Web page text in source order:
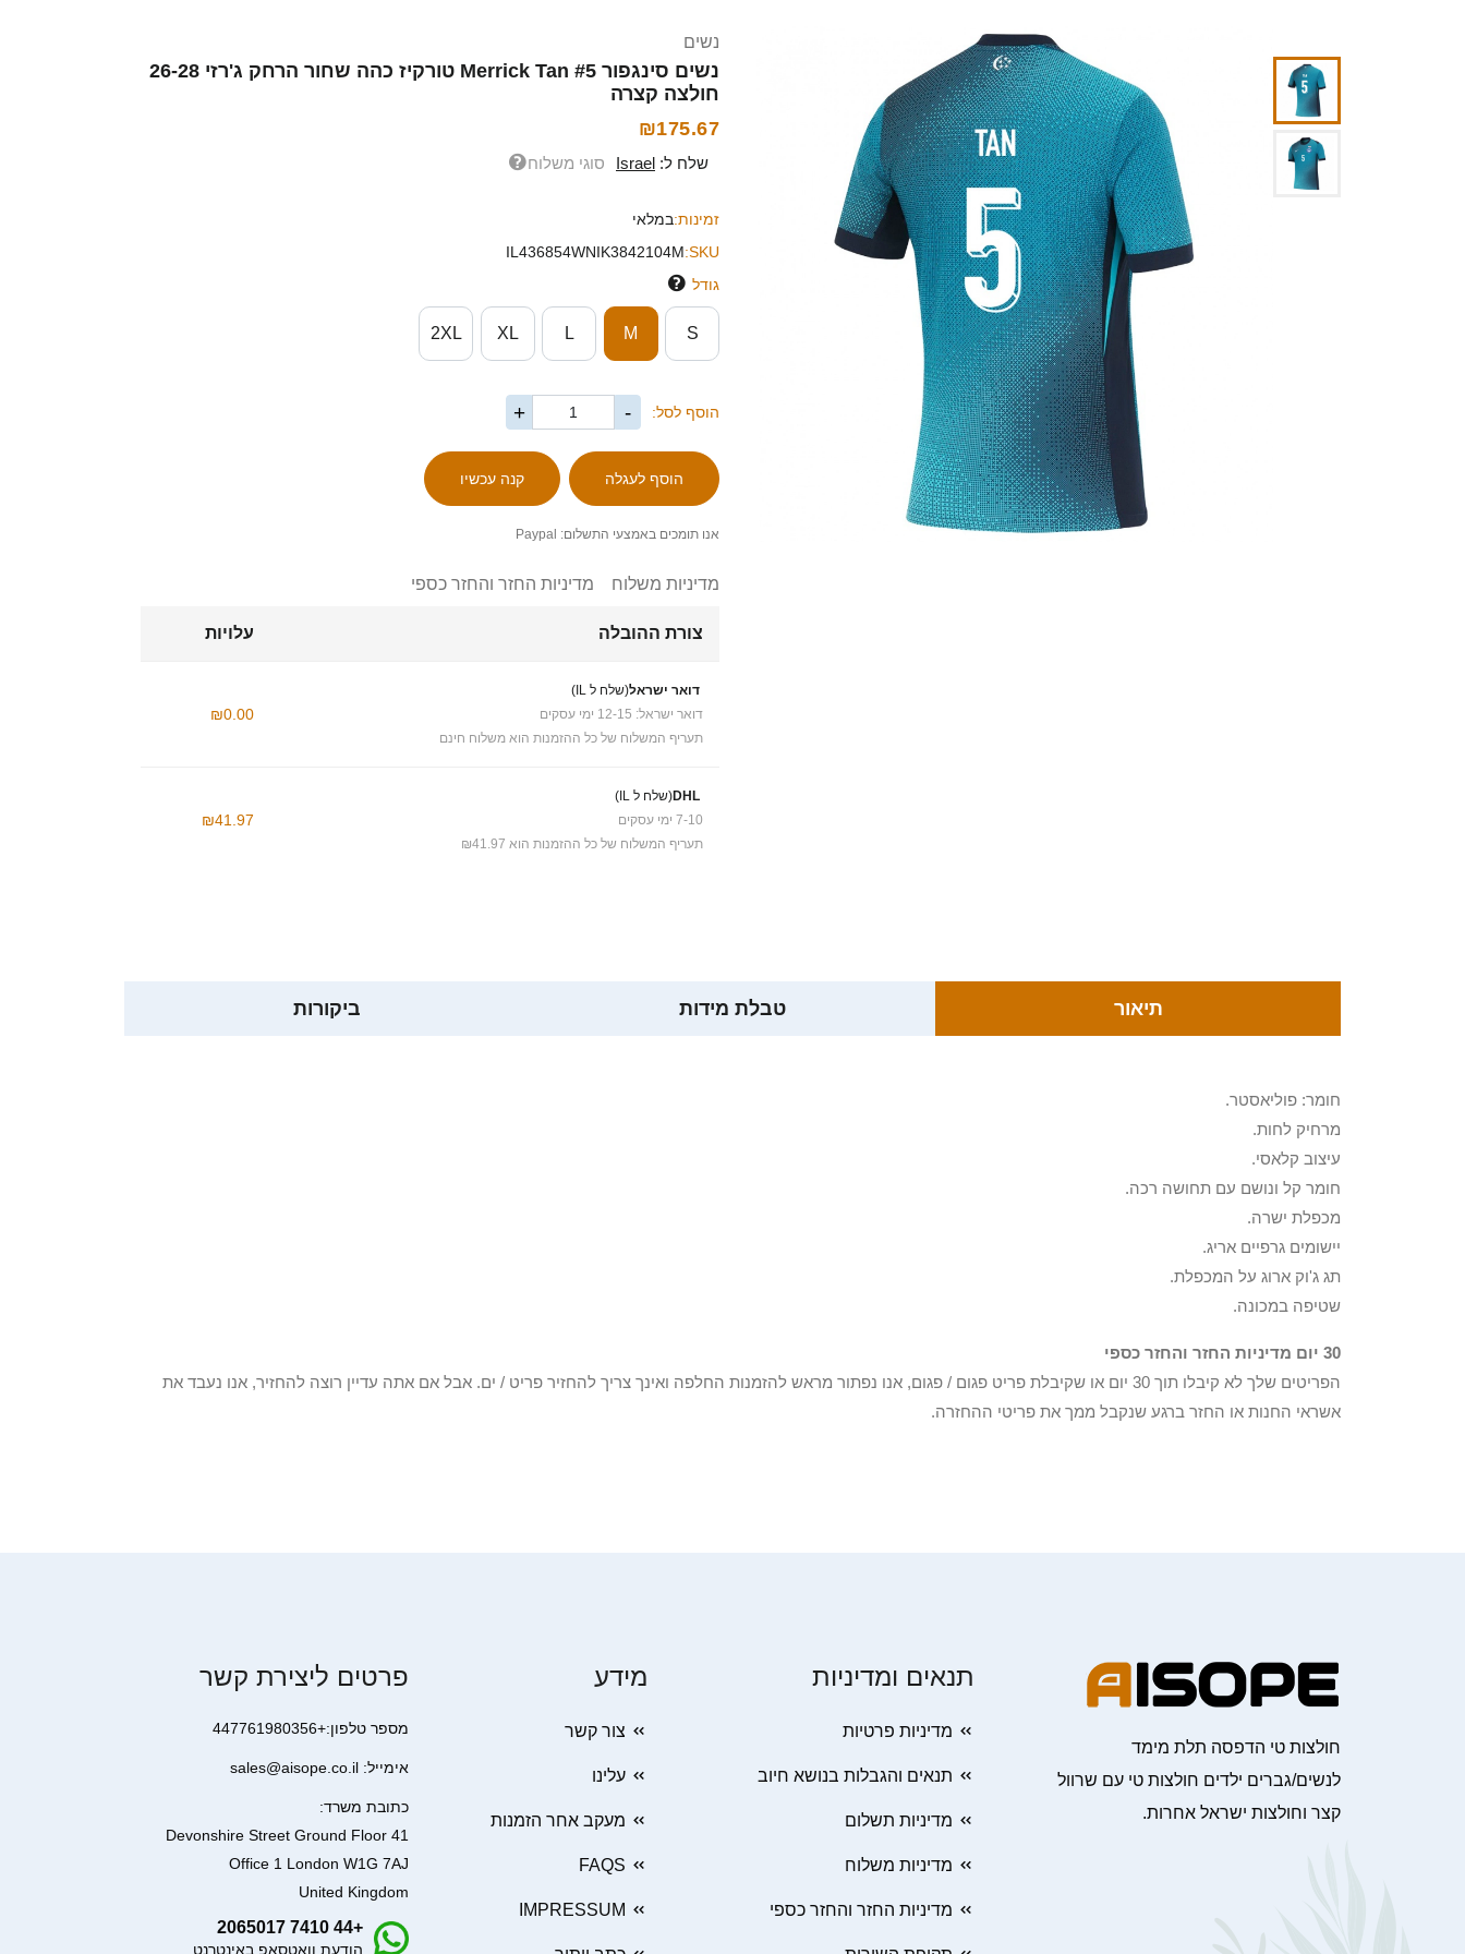
נשים
נשים סינגפור Merrick Tan #5 טורקיז כהה שחור הרחק ג'רזי 26-28
חולצה קצרה
₪175.67
שלח ל: Israel סוגי משלוח
זמינות:במלאי
SKU:
IL436854WNIK3842104M
גודל
S
M
L
XL
2XL
הוסף לסל: -
+
אנו תומכים באמצעי התשלום: Paypal
מדיניות משלוח מדיניות החזר והחזר כספי
צורת ההובלה עלויות
דואר ישראל(שלח ל IL)
דואר ישראל: 12-15 ימי עסקים
תעריף המשלוח של כל ההזמנות הוא משלוח חינם
₪0.00
DHL(שלח ל IL)
7-10 ימי עסקים
תעריף המשלוח של כל ההזמנות הוא ₪41.97
₪41.97
תיאור טבלת מידות ביקורות
חומר: פוליאסטר.
מרחיק לחות.
עיצוב קלאסי.
חומר קל ונושם עם תחושה רכה.
מכפלת ישרה.
יישומים גרפיים אריג.
תג ג'וק ארוג על המכפלת.
שטיפה במכונה.
30 יום מדיניות החזר והחזר כספי
הפריטים שלך לא קיבלו תוך 30 יום או שקיבלת פריט פגום / פגום, אנו נפתור מראש להזמנות החלפה ואינך צריך להחזיר פריט / ים. אבל אם אתה עדיין רוצה להחזיר, אנו נעבד את
אשראי החנות או החזר ברגע שנקבל ממך את פריטי ההחזרה.
חולצות טי הדפסה תלת מימד
לנשים/גברים ילדים חולצות טי עם שרוול
קצר וחולצות ישראל אחרות.
תנאים ומדיניות
מדיניות פרטיות
תנאים והגבלות בנושא חיוב
מדיניות תשלום
מדיניות משלוח
מדיניות החזר והחזר כספי
מידע
צור קשר
עלינו
מעקב אחר הזמנות
FAQS
IMPRESSUM
פרטים ליצירת קשר
מספר טלפון:+447761980356
אימייל: sales@aisope.co.il
כתובת משרד:
41 Devonshire Street Ground Floor
Office 1 London W1G 7AJ
United Kingdom
+44 7410 2065017
הודעת וואטסאפ באינטרנט